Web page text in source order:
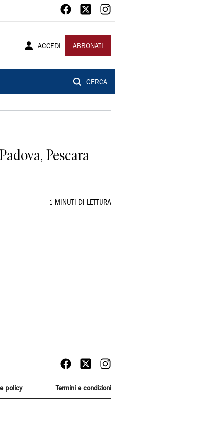
ACCEDI ABBONATI
CERCA
Pescara
1 MINUTI DI LETTURA
policy Termini e condizioni